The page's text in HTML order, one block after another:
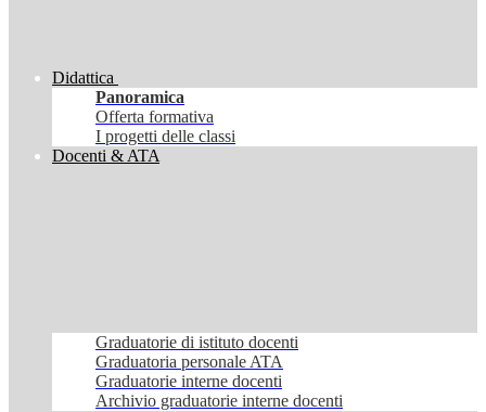
Didattica
Panoramica
Offerta formativa
I progetti delle classi
Docenti & ATA
Graduatorie di istituto docenti
Graduatoria personale ATA
Graduatorie interne docenti
Archivio graduatorie interne docenti